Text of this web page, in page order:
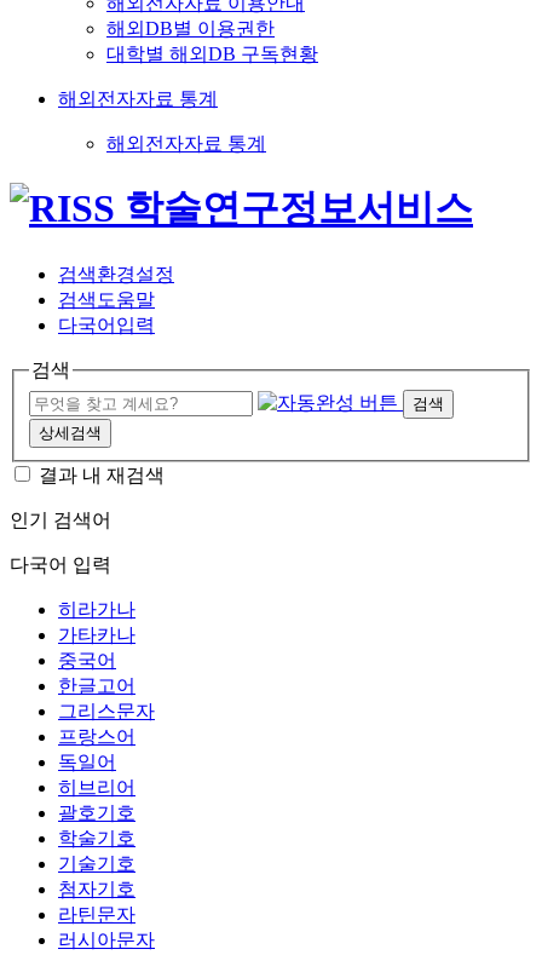
해외DB별 이용권한
대학별 해외DB 구독현황
해외전자자료 통계
해외전자자료 통계
검색환경설정
검색도움말
다국어입력
검색
검색
상세검색
결과 내 재검색
인기 검색어
다국어 입력
히라가나
가타카나
중국어
한글고어
그리스문자
프랑스어
독일어
히브리어
괄호기호
학술기호
기술기호
첨자기호
라틴문자
러시아문자